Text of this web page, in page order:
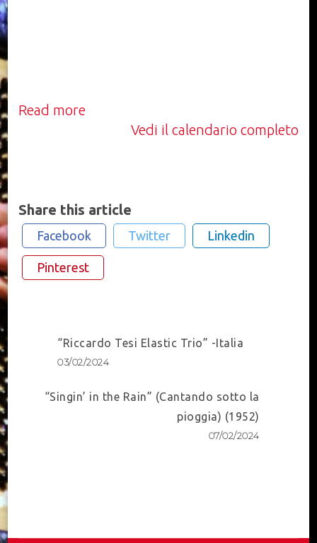
Read more
Vedi il calendario completo
Share this article
Facebook Twitter Linkedin
Pinterest
Post
Navigation
“Riccardo Tesi Elastic Trio” -Italia
03/02/2024
“Singin’ in the Rain” (Cantando sotto la
pioggia) (1952)
07/02/2024